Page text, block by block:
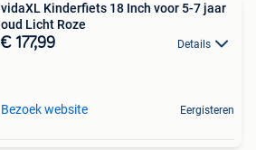
vidaXL Kinderfiets 18 Inch voor 5-7 jaar
oud Licht Roze
€ 177,99 Details
Bezoek website Eergisteren